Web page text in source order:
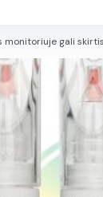
monitoriuje gali